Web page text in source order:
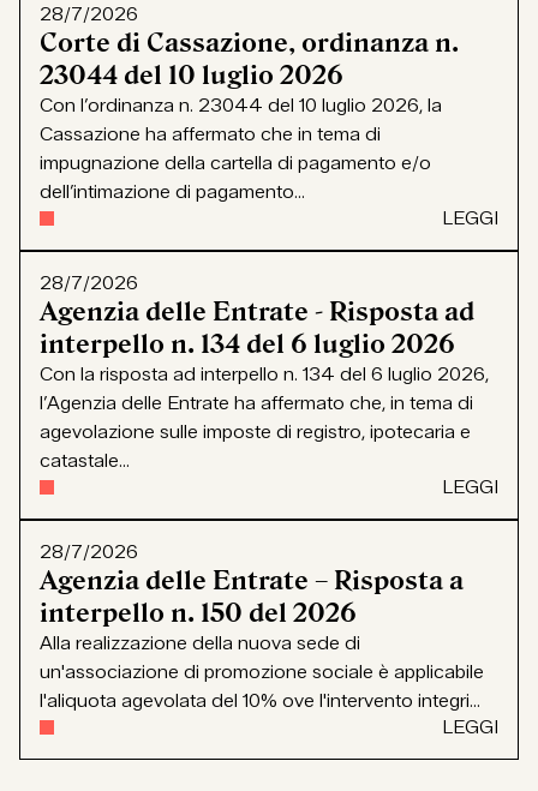
28/7/2026
Corte di Cassazione, ordinanza n.
23044 del 10 luglio 2026
Con l’ordinanza n. 23044 del 10 luglio 2026, la
Cassazione ha affermato che in tema di
impugnazione della cartella di pagamento e/o
dell’intimazione di pagamento...
LEGGI
28/7/2026
Agenzia delle Entrate - Risposta ad
interpello n. 134 del 6 luglio 2026
Con la risposta ad interpello n. 134 del 6 luglio 2026,
l’Agenzia delle Entrate ha affermato che, in tema di
agevolazione sulle imposte di registro, ipotecaria e
catastale...
LEGGI
28/7/2026
Agenzia delle Entrate – Risposta a
interpello n. 150 del 2026
Alla realizzazione della nuova sede di
un'associazione di promozione sociale è applicabile
l'aliquota agevolata del 10% ove l'intervento integri...
LEGGI